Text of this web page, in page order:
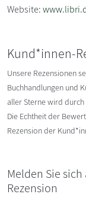
Website:
Kund*innen-
Unsere Rezensionen
Buchhandlungen und
aller Sterne wird durch
Die Echtheit der
Rezension der
Melden Sie
Rezension